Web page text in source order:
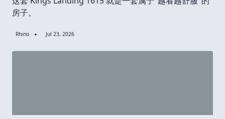
房子。
Rhino Jul 23, 2026